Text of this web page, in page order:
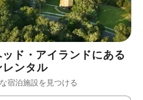
ド・アイランドにある
ンタル
宿泊施設を見つける